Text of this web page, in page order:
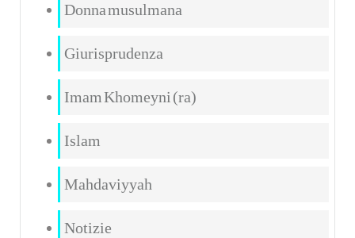
Donna musulmana
Giurisprudenza
Imam Khomeyni (ra)
Islam
Mahdaviyyah
Notizie